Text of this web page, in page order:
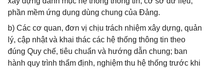
phần mềm ứng dụng dùng chung của Đảng.
b) Các cơ quan, đơn vị chịu trách nhiệm xây dựng, quản
lý, cập nhật và khai thác các hệ thống thông tin theo
đúng Quy chế, tiêu chuẩn và hướng dẫn chung; ban
hành quy trình thẩm định, nghiệm thu hệ thống trước khi